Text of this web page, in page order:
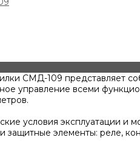
СМД-109 представляет
управление всеми
условия эксплуатации
элементы: реле,